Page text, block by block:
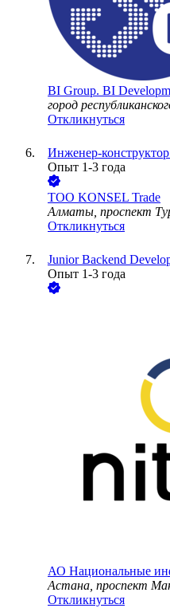
BI Group. BI
город
Откликнуться
Инженер-
Опыт 1-3 года
ТОО KONSEL Trade
Алматы, проспект
Откликнуться
Junior Backend
Опыт 1-3 года
АО Национальные
Астана, проспект
Откликнуться